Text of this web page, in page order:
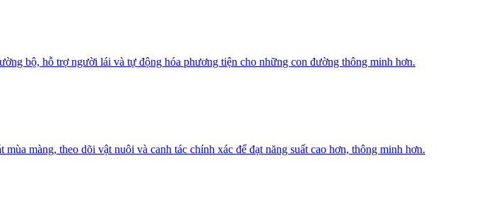
bộ, hỗ trợ người lái và tự động hóa phương tiện cho những con đường thông minh hơn.
màng, theo dõi vật nuôi và canh tác chính xác để đạt năng suất cao hơn, thông minh hơn.